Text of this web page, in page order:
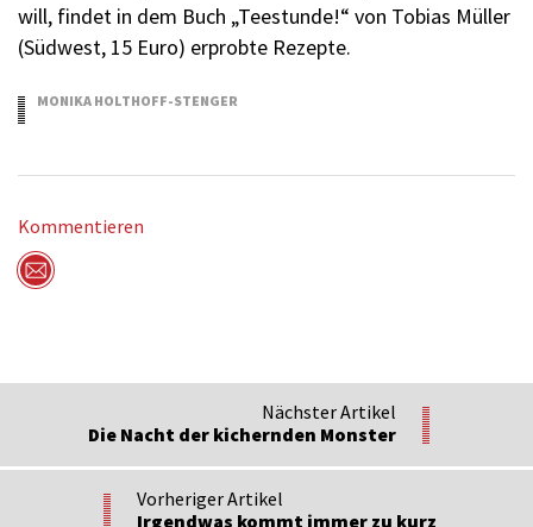
will, findet in dem Buch „Teestunde!“ von Tobias Müller
(Südwest, 15 Euro) erprobte Rezepte.
MONIKA HOLTHOFF-STENGER
Kommentieren
Nächster Artikel
Die Nacht der kichernden Monster
Vorheriger Artikel
Irgendwas kommt immer zu kurz